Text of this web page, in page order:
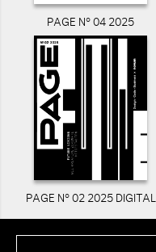
PAGE N° 04 2025
PAGE N° 02 2025 DIGITAL